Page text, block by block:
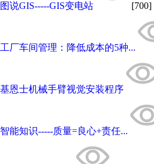
图说GIS-----GIS变电站 [700]
工厂车间管理：降低成本的5种...
基恩士机械手臂视觉安装程序
智能知识-----质量=良心+责任...